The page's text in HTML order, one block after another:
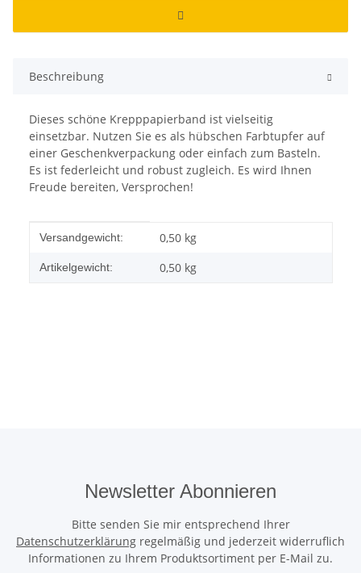
Beschreibung
Dieses schöne Krepppapierband ist vielseitig
einsetzbar. Nutzen Sie es als hübschen Farbtupfer auf
einer Geschenkverpackung oder einfach zum Basteln.
Es ist federleicht und robust zugleich. Es wird Ihnen
Freude bereiten, Versprochen!
Produkteigenschaft
Wert
Versandgewicht: 0,50 kg
Artikelgewicht: 0,50 kg
Newsletter Abonnieren
Bitte senden Sie mir entsprechend Ihrer
Datenschutzerklärung regelmäßig und jederzeit widerruflich
Informationen zu Ihrem Produktsortiment per E-Mail zu.